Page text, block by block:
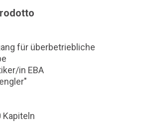
für überbetriebliche
in EBA
Kapiteln